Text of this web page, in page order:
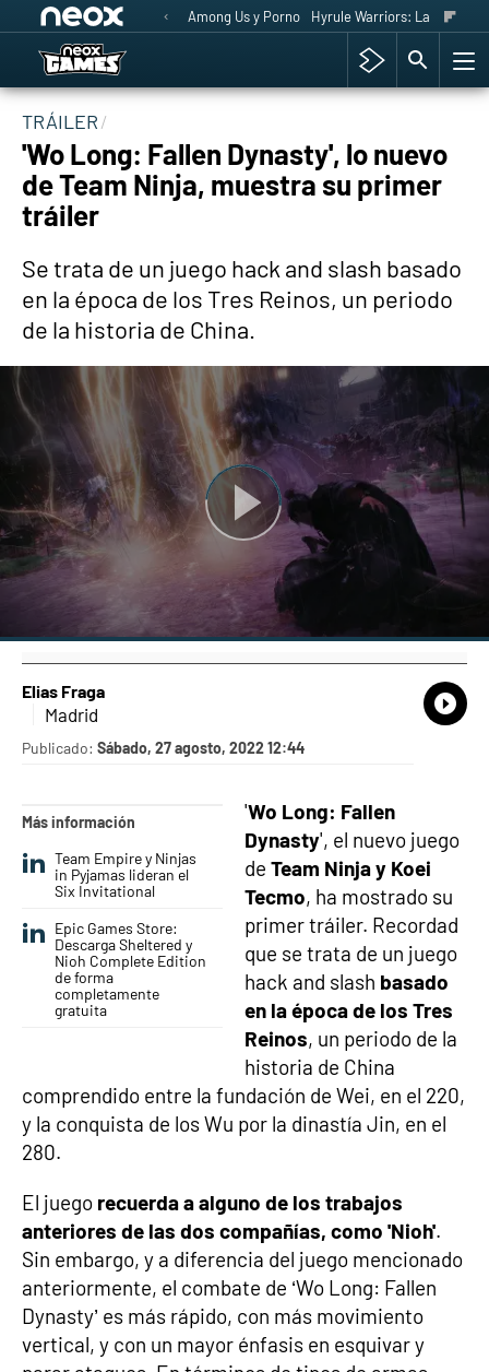
Among Us y Porno Hyrule Warriors: La Era del
TRÁILER
'Wo Long: Fallen Dynasty', lo nuevo
de Team Ninja, muestra su primer
tráiler
Se trata de un juego hack and slash basado
en la época de los Tres Reinos, un periodo
de la historia de China.
Elias Fraga
Madrid
Publicado: Sábado, 27 agosto, 2022 12:44
Más información
Team Empire y Ninjas
in Pyjamas lideran el
Six Invitational
Epic Games Store:
Descarga Sheltered y
Nioh Complete Edition
de forma
completamente
gratuita
'Wo Long: Fallen
Dynasty', el nuevo juego
de Team Ninja y Koei
Tecmo, ha mostrado su
primer tráiler. Recordad
que se trata de un juego
hack and slash basado
en la época de los Tres
Reinos, un periodo de la
historia de China
comprendido entre la fundación de Wei, en el 220,
y la conquista de los Wu por la dinastía Jin, en el
280.
El juego recuerda a alguno de los trabajos
anteriores de las dos compañías, como 'Nioh'.
Sin embargo, y a diferencia del juego mencionado
anteriormente, el combate de ‘Wo Long: Fallen
Dynasty’ es más rápido, con más movimiento
vertical, y con un mayor énfasis en esquivar y